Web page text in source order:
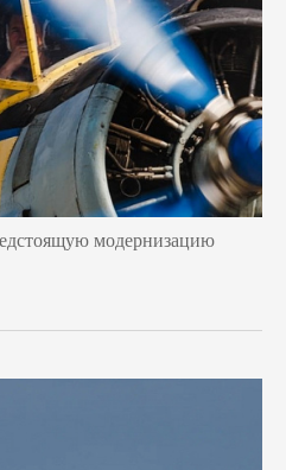
модернизацию